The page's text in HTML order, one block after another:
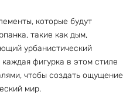
которые будут
такие как дым,
урбанистический
фигурка в этом стиле
чтобы создать ощущение
мир.